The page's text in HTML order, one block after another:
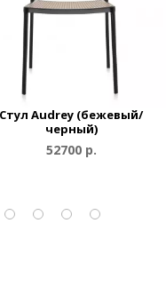
Стул Audrey (бежевый/
черный)
52700 р.